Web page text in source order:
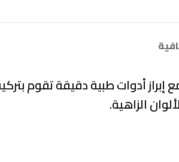
أدوات طبية دقيقة تقوم
الزاهية.